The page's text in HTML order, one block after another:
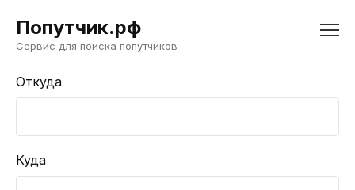
Попутчик.рф
Сервис для поиска попутчиков
Откуда
Куда